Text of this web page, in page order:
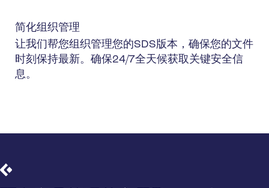
简化组织管理
让我们帮您组织管理您的SDS版本，确保您的文件
时刻保持最新。确保24/7全天候获取关键安全信
息。